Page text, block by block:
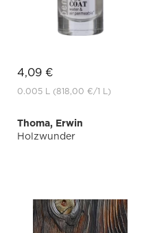
4,09 €
0.005 L (818,00 €/1 L)
Thoma, Erwin
Holzwunder